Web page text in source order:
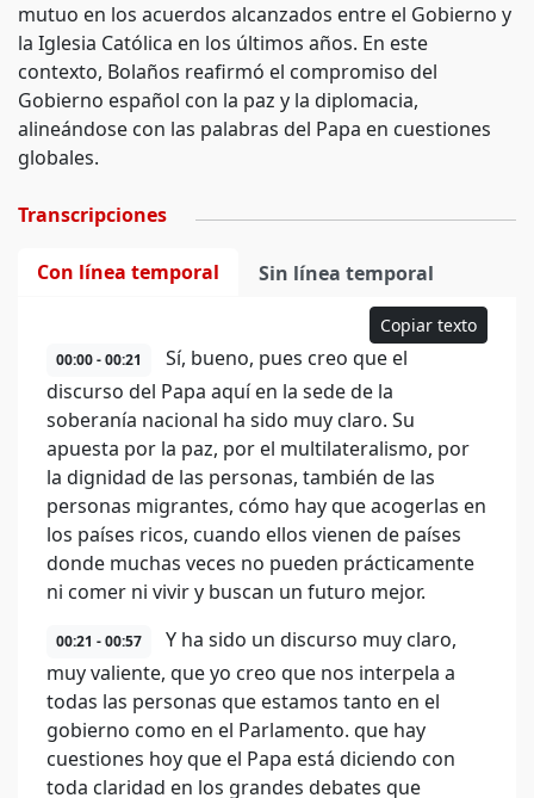
mutuo en los acuerdos alcanzados entre el Gobierno y
la Iglesia Católica en los últimos años. En este
contexto, Bolaños reafirmó el compromiso del
Gobierno español con la paz y la diplomacia,
alineándose con las palabras del Papa en cuestiones
globales.
Transcripciones
Con línea temporal Sin línea temporal
Copiar texto
00:00 - 00:21
Sí, bueno, pues creo que el
discurso del Papa aquí en la sede de la
soberanía nacional ha sido muy claro. Su
apuesta por la paz, por el multilateralismo, por
la dignidad de las personas, también de las
personas migrantes, cómo hay que acogerlas en
los países ricos, cuando ellos vienen de países
donde muchas veces no pueden prácticamente
ni comer ni vivir y buscan un futuro mejor.
00:21 - 00:57
Y ha sido un discurso muy claro,
muy valiente, que yo creo que nos interpela a
todas las personas que estamos tanto en el
gobierno como en el Parlamento. que hay
cuestiones hoy que el Papa está diciendo con
toda claridad en los grandes debates que